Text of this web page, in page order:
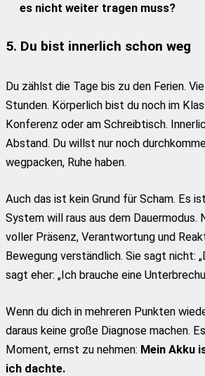
es nicht weiter tragen muss?
5. Du bist innerlich schon weg
Du zählst die Tage bis zu den Ferien.
Stunden. Körperlich bist du noch im
Konferenz oder am Schreibtisch.
Abstand. Du willst nur noch
wegpacken, Ruhe haben.
Auch das ist kein Grund für Scham. Es
System will raus aus dem Dauermodus.
voller Präsenz, Verantwortung und
Bewegung verständlich. Sie sagt nicht:
sagt eher: „Ich brauche eine
Wenn du dich in mehreren Punkten
daraus keine große Diagnose machen.
Moment, ernst zu nehmen: Mein Akku
ich dachte.